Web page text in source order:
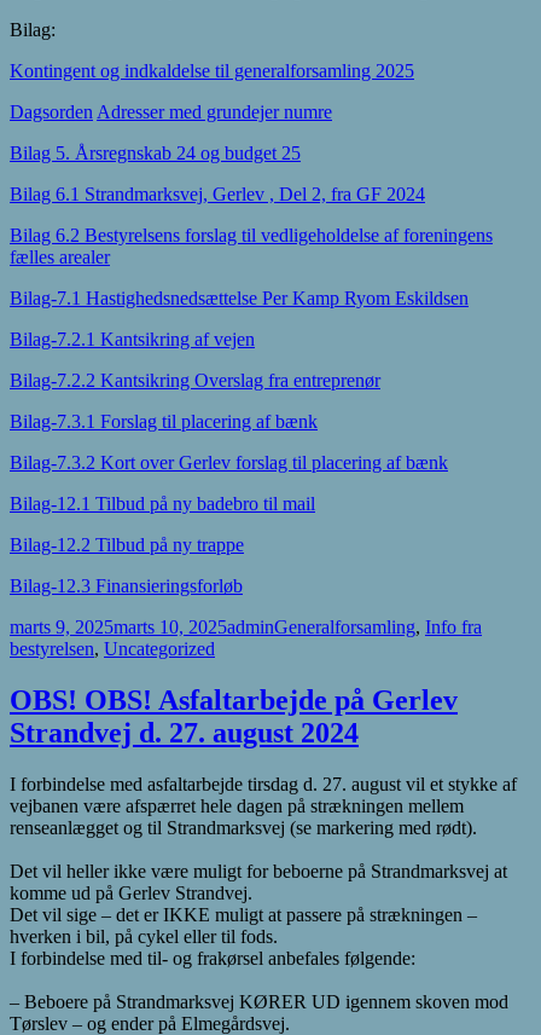
Bilag:
Kontingent og indkaldelse til generalforsamling 2025
Dagsorden Adresser med grundejer numre
Bilag 5. Årsregnskab 24 og budget 25
Bilag 6.1 Strandmarksvej, Gerlev , Del 2, fra GF 2024
Bilag 6.2 Bestyrelsens forslag til vedligeholdelse af foreningens
fælles arealer
Bilag-7.1 Hastighedsnedsættelse Per Kamp Ryom Eskildsen
Bilag-7.2.1 Kantsikring af vejen
Bilag-7.2.2 Kantsikring Overslag fra entreprenør
Bilag-7.3.1 Forslag til placering af bænk
Bilag-7.3.2 Kort over Gerlev forslag til placering af bænk
Bilag-12.1 Tilbud på ny badebro til mail
Bilag-12.2 Tilbud på ny trappe
Bilag-12.3 Finansieringsforløb
Udgivet
i
marts 9, 2025marts 10, 2025Forfatter
adminKategorier
Generalforsamling, Info fra
bestyrelsen, Uncategorized
OBS! OBS! Asfaltarbejde på Gerlev
Strandvej d. 27. august 2024
I forbindelse med asfaltarbejde tirsdag d. 27. august vil et stykke af
vejbanen være afspærret hele dagen på strækningen mellem
renseanlægget og til Strandmarksvej (se markering med rødt).
Det vil heller ikke være muligt for beboerne på Strandmarksvej at
komme ud på Gerlev Strandvej.
Det vil sige – det er IKKE muligt at passere på strækningen –
hverken i bil, på cykel eller til fods.
I forbindelse med til- og frakørsel anbefales følgende:
– Beboere på Strandmarksvej KØRER UD igennem skoven mod
Tørslev – og ender på Elmegårdsvej.